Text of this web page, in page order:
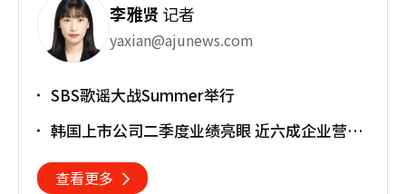
李雅贤记者
yaxian@ajunews.com
SBS歌谣大战Summer举行
韩国上市公司二季度业绩亮眼 近六成企业营业
查看更多